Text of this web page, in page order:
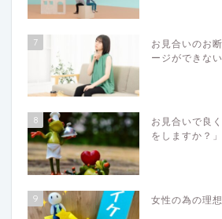
7
お見合いのお
ージができな
8
お見合いで良
をしますか？
9 女性の為の理